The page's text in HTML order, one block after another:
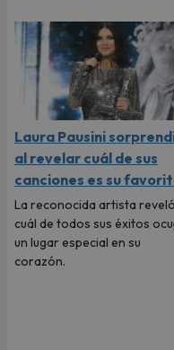
Laura Pausini
al revelar cuál de sus
canciones es su
La reconocida artista reveló
cuál de todos sus éxitos
un lugar especial en su
corazón.